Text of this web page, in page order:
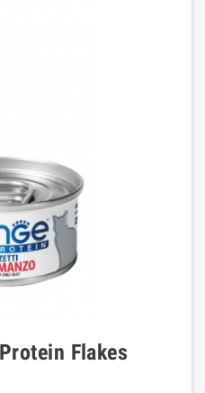
Flakes